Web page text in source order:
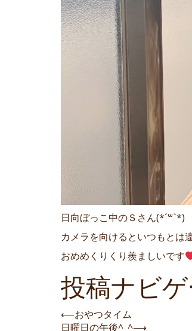
日向ぼっこ中のＳさん(*´꒳`*)
カメラを向けるといつもとは
おめめくりくり羨ましいです
投稿ナビ
⟵おやつタイム
日曜日の午後^_^⟶